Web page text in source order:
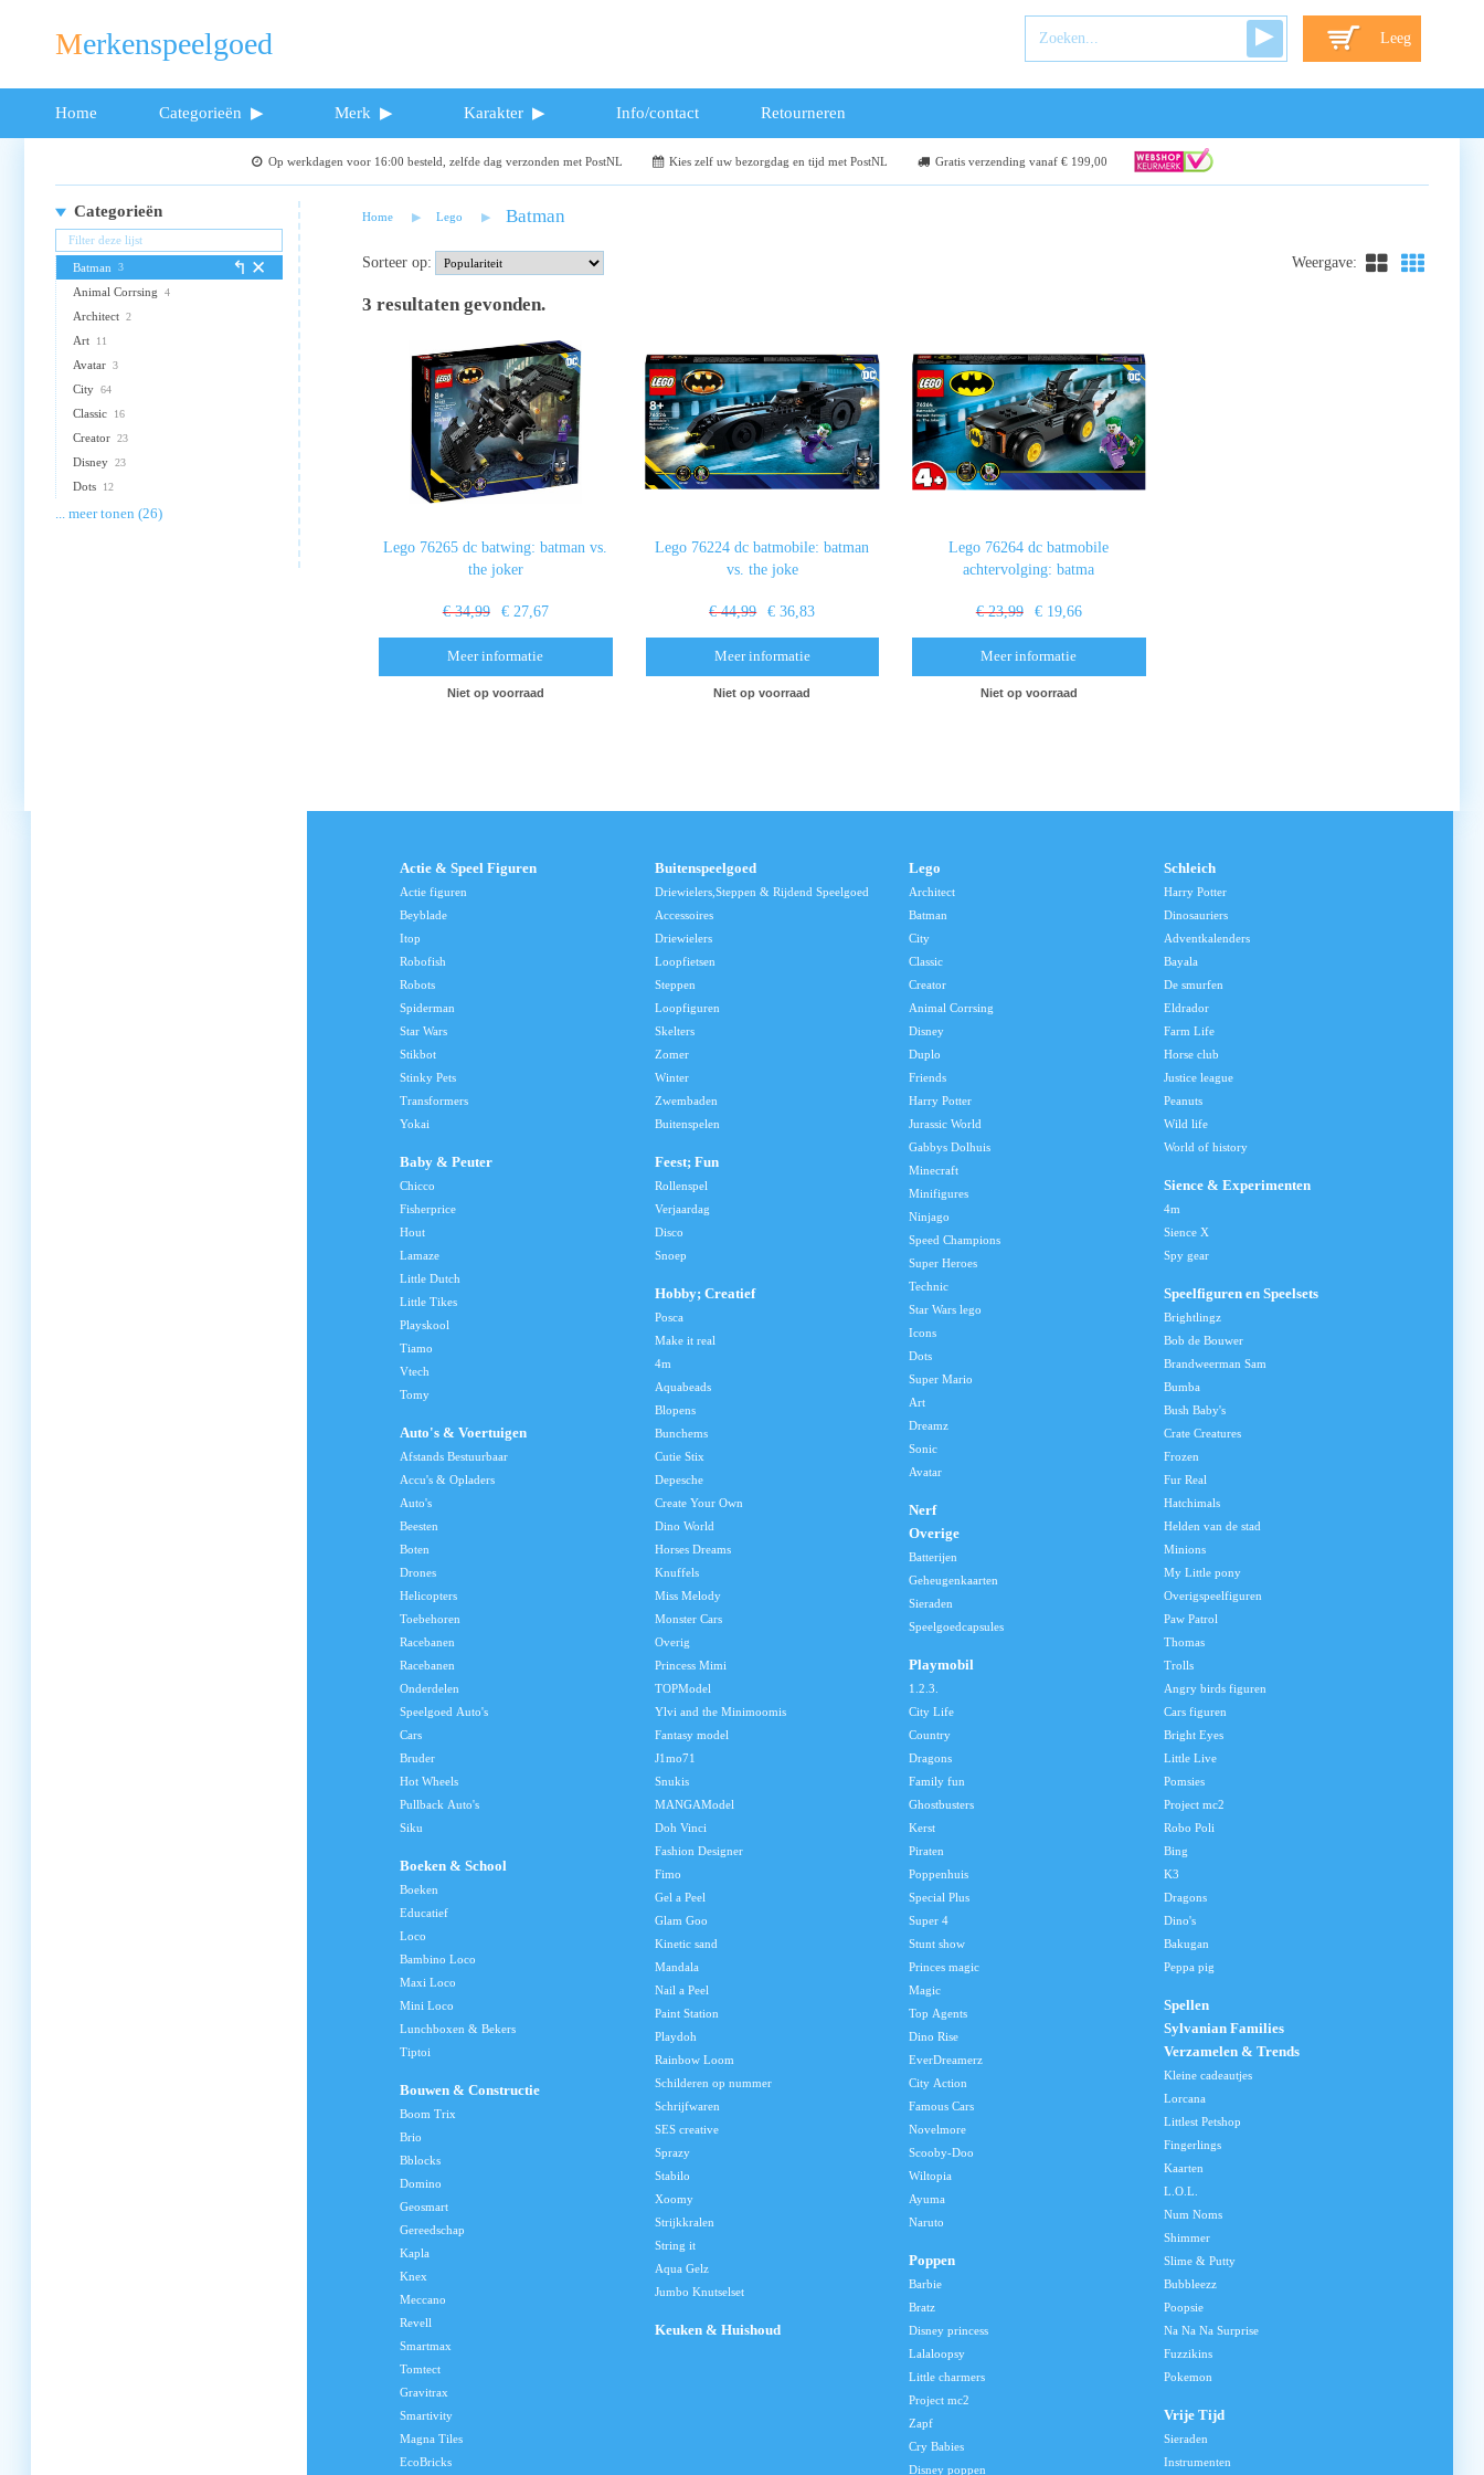
Merkenspeelgoed Leeg
Home Categorieën Merk Karakter Info/contact Retourneren
Op werkdagen voor 16:00 besteld, zelfde dag verzonden met PostNL Kies zelf uw bezorgdag en tijd met PostNL Gratis verzending vanaf € 199,00
Categorieën
Batman 3
Animal Corrsing 4
Architect 2
Art 11
Avatar 3
City 64
Classic 16
Creator 23
Disney 23
Dots 12
... meer tonen (26)
Home Lego Batman
Sorteer op: Weergave:
3 resultaten gevonden.
Lego 76265 dc batwing: batman vs.
the joker
€ 34,99 € 27,67
Meer informatie
Niet op voorraad
Lego 76224 dc batmobile: batman
vs. the joke
€ 44,99 € 36,83
Meer informatie
Niet op voorraad
Lego 76264 dc batmobile
achtervolging: batma
€ 23,99 € 19,66
Meer informatie
Niet op voorraad
Actie & Speel Figuren
Actie figuren
Beyblade
Itop
Robofish
Robots
Spiderman
Star Wars
Stikbot
Stinky Pets
Transformers
Yokai
Baby & Peuter
Chicco
Fisherprice
Hout
Lamaze
Little Dutch
Little Tikes
Playskool
Tiamo
Vtech
Tomy
Auto's & Voertuigen
Afstands Bestuurbaar
Accu's & Opladers
Auto's
Beesten
Boten
Drones
Helicopters
Toebehoren
Racebanen
Racebanen
Onderdelen
Speelgoed Auto's
Cars
Bruder
Hot Wheels
Pullback Auto's
Siku
Boeken & School
Boeken
Educatief
Loco
Bambino Loco
Maxi Loco
Mini Loco
Lunchboxen & Bekers
Tiptoi
Bouwen & Constructie
Boom Trix
Brio
Bblocks
Domino
Geosmart
Gereedschap
Kapla
Knex
Meccano
Revell
Smartmax
Tomtect
Gravitrax
Smartivity
Magna Tiles
EcoBricks
Buitenspeelgoed
Driewielers,Steppen & Rijdend Speelgoed
Accessoires
Driewielers
Loopfietsen
Steppen
Loopfiguren
Skelters
Zomer
Winter
Zwembaden
Buitenspelen
Feest; Fun
Rollenspel
Verjaardag
Disco
Snoep
Hobby; Creatief
Posca
Make it real
4m
Aquabeads
Blopens
Bunchems
Cutie Stix
Depesche
Create Your Own
Dino World
Horses Dreams
Knuffels
Miss Melody
Monster Cars
Overig
Princess Mimi
TOPModel
Ylvi and the Minimoomis
Fantasy model
J1mo71
Snukis
MANGAModel
Doh Vinci
Fashion Designer
Fimo
Gel a Peel
Glam Goo
Kinetic sand
Mandala
Nail a Peel
Paint Station
Playdoh
Rainbow Loom
Schilderen op nummer
Schrijfwaren
SES creative
Sprazy
Stabilo
Xoomy
Strijkkralen
String it
Aqua Gelz
Jumbo Knutselset
Keuken & Huishoud
Lego
Architect
Batman
City
Classic
Creator
Animal Corrsing
Disney
Duplo
Friends
Harry Potter
Jurassic World
Gabbys Dolhuis
Minecraft
Minifigures
Ninjago
Speed Champions
Super Heroes
Technic
Star Wars lego
Icons
Dots
Super Mario
Art
Dreamz
Sonic
Avatar
Nerf
Overige
Batterijen
Geheugenkaarten
Sieraden
Speelgoedcapsules
Playmobil
1.2.3.
City Life
Country
Dragons
Family fun
Ghostbusters
Kerst
Piraten
Poppenhuis
Special Plus
Super 4
Stunt show
Princes magic
Magic
Top Agents
Dino Rise
EverDreamerz
City Action
Famous Cars
Novelmore
Scooby-Doo
Wiltopia
Ayuma
Naruto
Poppen
Barbie
Bratz
Disney princess
Lalaloopsy
Little charmers
Project mc2
Zapf
Cry Babies
Disney poppen
Schleich
Harry Potter
Dinosauriers
Adventkalenders
Bayala
De smurfen
Eldrador
Farm Life
Horse club
Justice league
Peanuts
Wild life
World of history
Sience & Experimenten
4m
Sience X
Spy gear
Speelfiguren en Speelsets
Brightlingz
Bob de Bouwer
Brandweerman Sam
Bumba
Bush Baby's
Crate Creatures
Frozen
Fur Real
Hatchimals
Helden van de stad
Minions
My Little pony
Overigspeelfiguren
Paw Patrol
Thomas
Trolls
Angry birds figuren
Cars figuren
Bright Eyes
Little Live
Pomsies
Project mc2
Robo Poli
Bing
K3
Dragons
Dino's
Bakugan
Peppa pig
Spellen
Sylvanian Families
Verzamelen & Trends
Kleine cadeautjes
Lorcana
Littlest Petshop
Fingerlings
Kaarten
L.O.L.
Num Noms
Shimmer
Slime & Putty
Bubbleezz
Poopsie
Na Na Na Surprise
Fuzzikins
Pokemon
Vrije Tijd
Sieraden
Instrumenten